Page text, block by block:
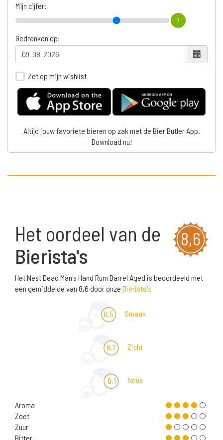
Mijn cijfer:
7
Gedronken op:
Zet op mijn wishlist
Altijd jouw favoriete bieren op zak met de Bier Butler App.
Download nu!
8,6
Het oordeel van de
Bierista's
Het Nest Dead Man's Hand Rum Barrel Aged is beoordeeld met
een gemiddelde van 8,6 door onze Bierista's
8,5 Smaak
8,7 Zicht
8,1 Neus
Aroma
Zoet
Zuur
Bitter